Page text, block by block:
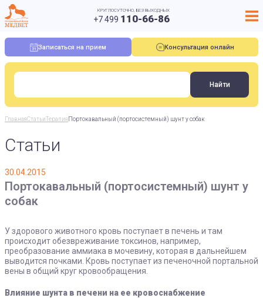
КРУГЛОСУТОЧНО, БЕЗ ВЫХОДНЫХ
+7 499 110-66-86
Записаться на прием Консультация онлайн
ГлавнаяСтатьиТерапия Портокавальный (портосистемный) шунт у собак
Статьи
30.04.2015
Портокавальный (портосистемный) шунт у
собак
У здорового животного кровь поступает в печень и там
происходит обезвреживание токсинов, например,
преобразование аммиака в мочевину, которая в дальнейшем
выводится почками. Кровь поступает из печеночной портальной
вены в общий круг кровообращения.
Влияние шунта в печени на ее кровоснабжение